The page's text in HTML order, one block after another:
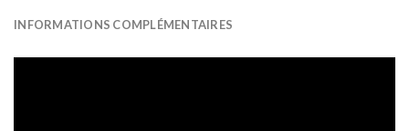
INFORMATIONS COMPLÉMENTAIRES